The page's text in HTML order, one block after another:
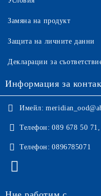
Замяна на продукт
Защита на личните данни
Декларации за
Информация за
Имейл:
Телефон: 089 678 50
Телефон: 0896785071